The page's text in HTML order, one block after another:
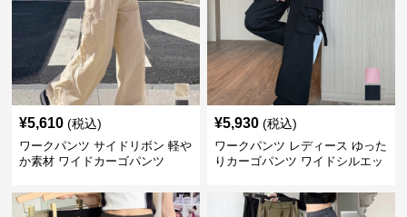
¥5,610 (税込)
ワークパンツ サイドリボン 軽や
か素材 ワイドカーゴパンツ
¥5,930 (税込)
ワークパンツ レディース ゆった
りカーゴパンツ ワイドシルエッ